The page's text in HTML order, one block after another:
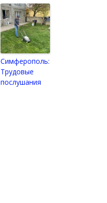
Симферополь:
Трудовые
послушания